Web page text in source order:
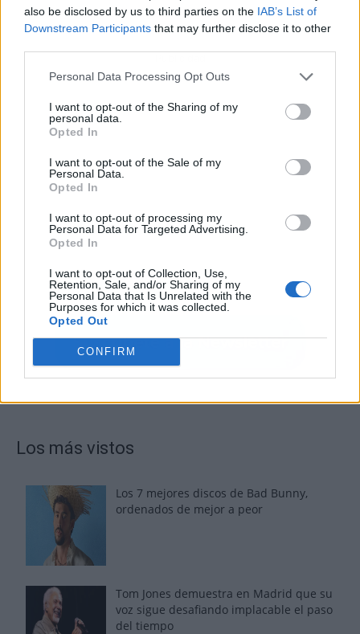
also be disclosed by us to third parties on the IAB’s List of
Downstream Participants that may further disclose it to other
Personal Data Processing Opt Outs
I want to opt-out of the Sharing of my
personal data.
Opted In
I want to opt-out of the Sale of my
Personal Data.
Opted In
I want to opt-out of processing my
Personal Data for Targeted Advertising.
Opted In
I want to opt-out of Collection, Use,
Retention, Sale, and/or Sharing of my
Personal Data that Is Unrelated with the
Purposes for which it was collected.
Opted Out
CONFIRM
Los más vistos
Los 7 mejores discos de Bad Bunny,
ordenados de mejor a peor
Tom Jones demuestra en Madrid que su
voz sigue desafiando implacable el paso
del tiempo